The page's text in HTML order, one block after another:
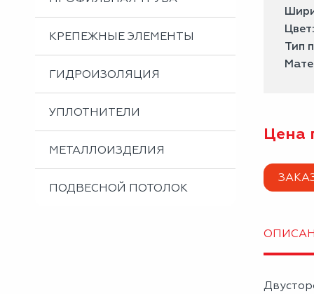
КРЕПЕЖНЫЕ ЭЛЕМЕНТЫ
ГИДРОИЗОЛЯЦИЯ
УПЛОТНИТЕЛИ
МЕТАЛЛОИЗДЕЛИЯ
ПОДВЕСНОЙ ПОТОЛОК
Тип
Цена